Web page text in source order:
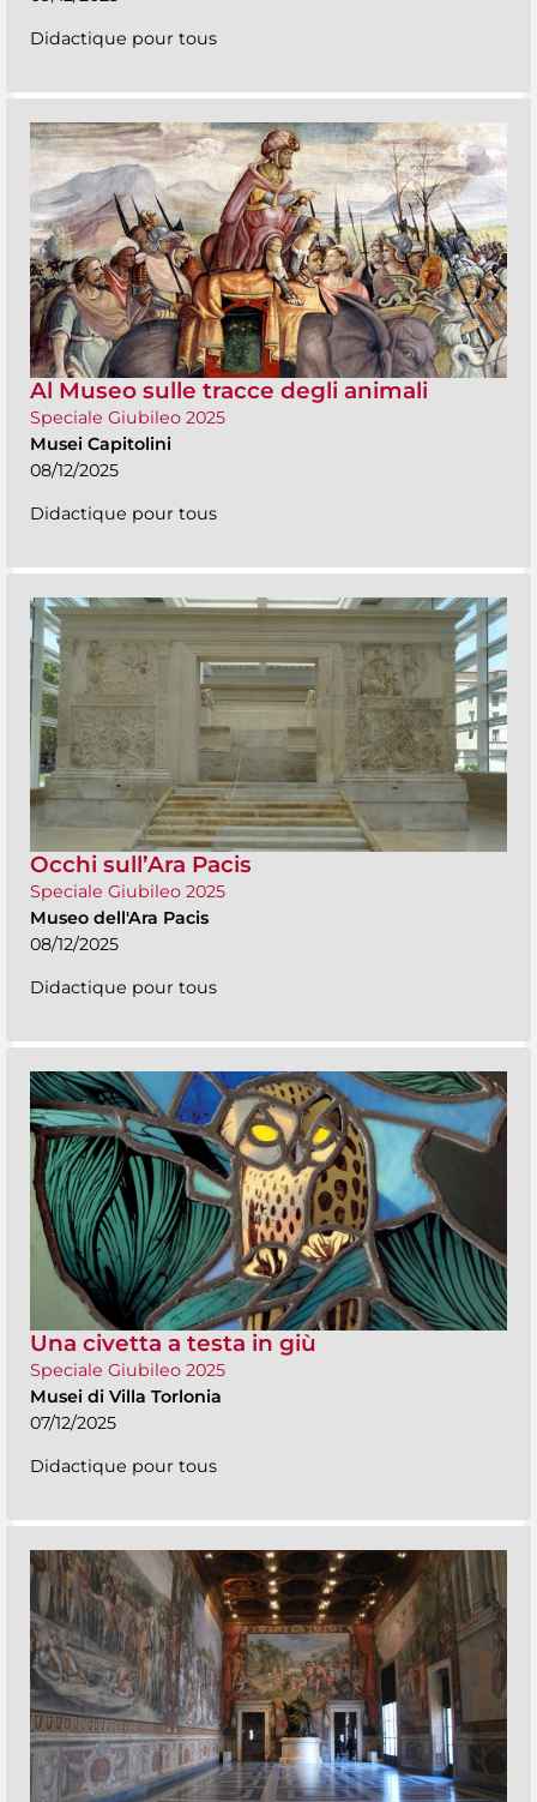
Didactique pour tous
Al Museo sulle tracce degli animali
Speciale Giubileo 2025
Musei Capitolini
08/12/2025
Didactique pour tous
Occhi sull’Ara Pacis
Speciale Giubileo 2025
Museo dell'Ara Pacis
08/12/2025
Didactique pour tous
Una civetta a testa in giù
Speciale Giubileo 2025
Musei di Villa Torlonia
07/12/2025
Didactique pour tous